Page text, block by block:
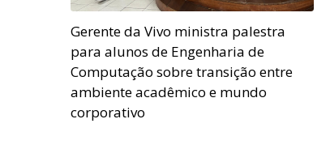
Gerente da Vivo ministra palestra
para alunos de Engenharia de
Computação sobre transição entre
ambiente acadêmico e mundo
corporativo